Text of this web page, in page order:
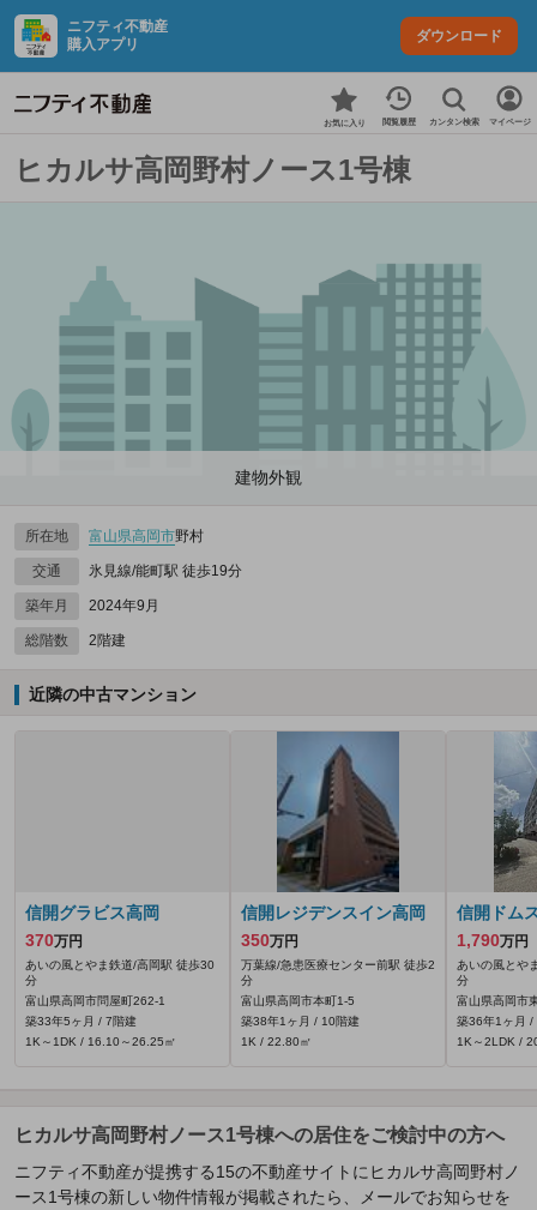
ニフティ不動産
購入アプリ
ダウンロード
お気に入り 閲覧履歴 カンタン検索 マイページ
ヒカルサ高岡野村ノース1号棟
建物外観
所在地 富山県高岡市野村
交通 氷見線/能町駅 徒歩19分
築年月 2024年9月
総階数 2階建
近隣の中古マンション
信開グラビス高岡
370万円
あいの風とやま鉄道/高岡駅 徒歩30
分
富山県高岡市問屋町262‐1
築33年5ヶ月 / 7階建
1K～1DK / 16.10～26.25㎡
信開レジデンスイン高岡
350万円
万葉線/急患医療センター前駅 徒歩2
分
富山県高岡市本町1-5
築38年1ヶ月 / 10階建
1K / 22.80㎡
信開ドム
1,790万円
あいの風とや
分
富山県高岡市
築36年1ヶ月 /
1K～2LDK /
ヒカルサ高岡野村ノース1号棟への居住をご検討中の方へ
ニフティ不動産が提携する15の不動産サイトにヒカルサ高岡野村ノ
ース1号棟の新しい物件情報が掲載されたら、メールでお知らせを